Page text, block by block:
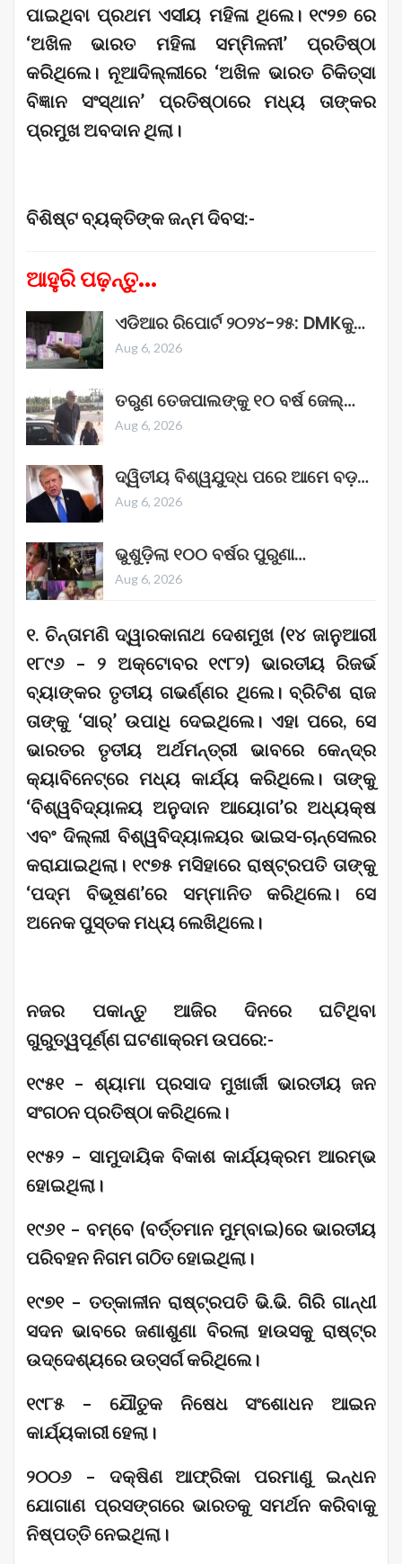
ପାଇଥିବା ପ୍ରଥମ ଏସୀୟ ମହିଳା ଥିଲେ। ୧୯୨୭ ରେ
‘ଅଖିଳ ଭାରତ ମହିଳା ସମ୍ମିଳନୀ’ ପ୍ରତିଷ୍ଠା
କରିଥିଲେ। ନୂଆଦିଲ୍ଲୀରେ ‘ଅଖିଳ ଭାରତ ଚିକିତ୍ସା
ବିଜ୍ଞାନ ସଂସ୍ଥାନ’ ପ୍ରତିଷ୍ଠାରେ ମଧ୍ୟ ତାଙ୍କର
ପ୍ରମୁଖ ଅବଦାନ ଥିଲା।
ବିଶିଷ୍ଟ ବ୍ୟକ୍ତିଙ୍କ ଜନ୍ମ ଦିବସ:-
ଆହୁରି ପଢ଼ନ୍ତୁ...
ଏଡିଆର ରିପୋର୍ଟ ୨୦୨୪-୨୫: DMKକୁ…
Aug 6, 2026
ତରୁଣ ତେଜପାଲଙ୍କୁ ୧୦ ବର୍ଷ ଜେଲ୍‌…
Aug 6, 2026
ଦ୍ୱିତୀୟ ବିଶ୍ୱଯୁଦ୍ଧ ପରେ ଆମେ ବଡ଼…
Aug 6, 2026
ଭୁଶୁଡ଼ିଲା ୧୦୦ ବର୍ଷର ପୁରୁଣା…
Aug 6, 2026
୧. ଚିନ୍ତାମଣି ଦ୍ୱାରକାନାଥ ଦେଶମୁଖ (୧୪ ଜାନୁଆରୀ
୧୮୯୬ – ୨ ଅକ୍ଟୋବର ୧୯୮୨) ଭାରତୀୟ ରିଜର୍ଭ
ବ୍ୟାଙ୍କର ତୃତୀୟ ଗଭର୍ଣ୍ଣର ଥିଲେ। ବ୍ରିଟିଶ ରାଜ
ତାଙ୍କୁ ‘ସାର୍’ ଉପାଧି ଦେଇଥିଲେ। ଏହା ପରେ, ସେ
ଭାରତର ତୃତୀୟ ଅର୍ଥମନ୍ତ୍ରୀ ଭାବରେ କେନ୍ଦ୍ର
କ୍ୟାବିନେଟ୍‌ରେ ମଧ୍ୟ କାର୍ଯ୍ୟ କରିଥିଲେ। ତାଙ୍କୁ
‘ବିଶ୍ୱବିଦ୍ୟାଳୟ ଅନୁଦାନ ଆୟୋଗ’ର ଅଧ୍ୟକ୍ଷ
ଏବଂ ଦିଲ୍ଲୀ ବିଶ୍ୱବିଦ୍ୟାଳୟର ଭାଇସ-ଚାନ୍ସେଲର
କରାଯାଇଥିଲା। ୧୯୭୫ ମସିହାରେ ରାଷ୍ଟ୍ରପତି ତାଙ୍କୁ
‘ପଦ୍ମ ବିଭୂଷଣ’ରେ ସମ୍ମାନିତ କରିଥିଲେ। ସେ
ଅନେକ ପୁସ୍ତକ ମଧ୍ୟ ଲେଖିଥିଲେ।
ନଜର ପକାନ୍ତୁ ଆଜିର‌ ଦିନରେ ଘଟିଥିବା
ଗୁରୁତ୍ୱପୂର୍ଣ୍ଣ ଘଟଣାକ୍ରମ ଉପରେ:-
୧୯୫୧ – ଶ୍ୟାମା ପ୍ରସାଦ ମୁଖାର୍ଜୀ ଭାରତୀୟ ଜନ
ସଂଗଠନ ପ୍ରତିଷ୍ଠା କରିଥିଲେ।
୧୯୫୨ – ସାମୁଦାୟିକ ବିକାଶ କାର୍ଯ୍ୟକ୍ରମ ଆରମ୍ଭ
ହୋଇଥିଲା।
୧୯୬୧ – ବମ୍ବେ (ବର୍ତ୍ତମାନ ମୁମ୍ବାଇ)ରେ ଭାରତୀୟ
ପରିବହନ ନିଗମ ଗଠିତ ହୋଇଥିଲା।
୧୯୭୧ – ତତ୍କାଳୀନ ରାଷ୍ଟ୍ରପତି ଭି.ଭି. ଗିରି ଗାନ୍ଧୀ
ସଦନ ଭାବରେ ଜଣାଶୁଣା ବିରଲା ହାଉସକୁ ରାଷ୍ଟ୍ର
ଉଦ୍ଦେଶ୍ୟରେ ଉତ୍ସର୍ଗ କରିଥିଲେ।
୧୯୮୫ – ଯୌତୁକ ନିଷେଧ ସଂଶୋଧନ ଆଇନ
କାର୍ଯ୍ୟକାରୀ ହେଲା।
୨୦୦୬ – ଦକ୍ଷିଣ ଆଫ୍ରିକା ପରମାଣୁ ଇନ୍ଧନ
ଯୋଗାଣ ପ୍ରସଙ୍ଗରେ ଭାରତକୁ ସମର୍ଥନ କରିବାକୁ
ନିଷ୍ପତ୍ତି ନେଇଥିଲା।